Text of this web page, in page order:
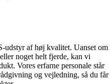
af høj kvalitet. Uanset om
noget helt fjerde, kan vi
Vores erfarne personale står
og vejledning, så du får